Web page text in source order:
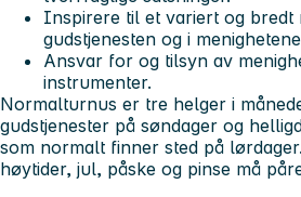
Inspirere til et variert og bredt
gudstjenesten og i
Ansvar for og tilsyn av
instrumenter.
Normalturnus er tre helger i
gudstjenester på søndager og
som normalt finner sted på
høytider, jul, påske og pinse må